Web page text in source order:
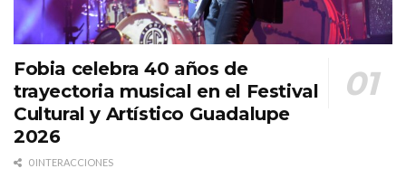
Fobia celebra 40 años de
trayectoria musical en el Festival
Cultural y Artístico Guadalupe
2026
0 INTERACCIONES